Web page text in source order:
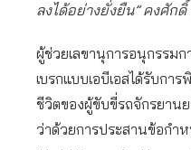
ลงได้อย่างยั่งยืน” คงศักดิ์
ผู้ช่วยเลขานุการอนุกรรม
เบรกแบบเอบีเอสได้รับกา
ชีวิตของผู้ขับขี่รถจักรยาน
ว่าด้วยการประสานข้อกำ